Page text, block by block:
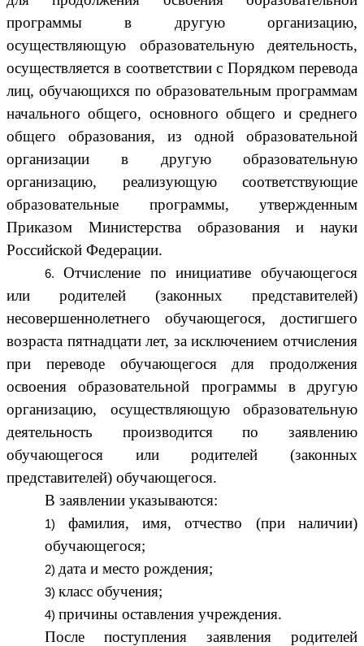
программы в другую организацию,
осуществляющую образовательную деятельность,
осуществляется в соответствии с Порядком перевода
лиц, обучающихся по образовательным программам
начального общего, основного общего и среднего
общего образования, из одной образовательной
организации в другую образовательную
организацию, реализующую соответствующие
образовательные программы, утвержденным
Приказом Министерства образования и науки
Российской Федерации.
Отчисление по инициативе обучающегося
или родителей (законных представителей)
несовершеннолетнего обучающегося, достигшего
возраста пятнадцати лет, за исключением отчисления
при переводе обучающегося для продолжения
освоения образовательной программы в другую
организацию, осуществляющую образовательную
деятельность производится по заявлению
обучающегося или родителей (законных
представителей) обучающегося.
В заявлении указываются:
фамилия, имя, отчество (при наличии)
обучающегося;
дата и место рождения;
класс обучения;
причины оставления учреждения.
После поступления заявления родителей